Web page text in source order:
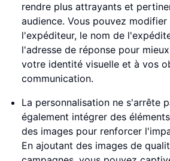
rendre plus attrayants et
audience. Vous pouvez
l'expéditeur, le nom de
l'adresse de réponse pour
votre identité visuelle et à vos
communication.
La personnalisation ne s'arrête
également intégrer des
des images pour renforcer
En ajoutant des images de